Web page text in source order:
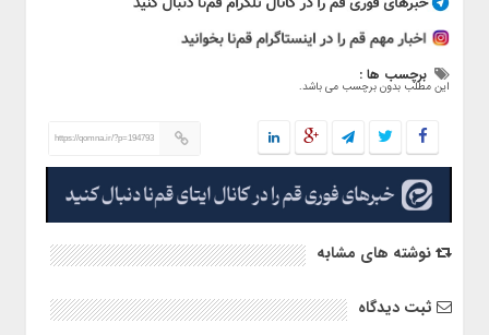
برچسب ها :
این مطلب بدون برچسب می باشد.
https://qomna.ir/?p=194793
نوشته های مشابه
ثبت دیدگاه